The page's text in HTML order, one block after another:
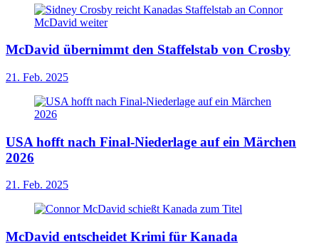
McDavid übernimmt den Staffelstab von Crosby
21. Feb. 2025
USA hofft nach Final-Niederlage auf ein Märchen
2026
21. Feb. 2025
McDavid entscheidet Krimi für Kanada